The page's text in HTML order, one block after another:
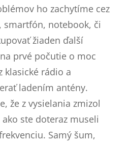
ho zachytíme cez
smartfón, notebook, či
žiaden ďalší
prvé počutie o moc
klasické rádio a
ladením antény.
že z vysielania zmizol
ste doteraz museli
Samý šum,